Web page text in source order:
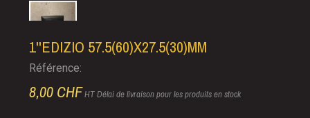
1''EDIZIO 57.5(60)X27.5(30)MM
Référence:
8,00 CHFHTDélai de livraison pour les produits en stock